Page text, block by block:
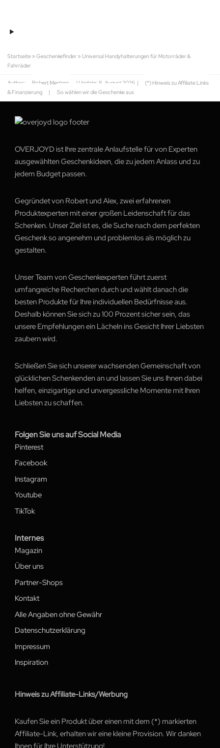
Startseite » Geschenkefinder » Universal Handyhalterungen für Motorräder &
Fahrräder
Author: Robert Mertens | Update: 8. August 2026 |
(*) Hinweis zu Affiliate Links
& Finanzierung
| So wählen wir die Geschenke aus
OVERJOYD ist Ihre zentrale Anlaufstelle für von Experten
ausgewählten Geschenkideen, die zu jedem Anlass und zu
jedem Budget passen.
Gegründet von Robert und Alex, zwei erfahrenen
Produktexperten mit einer großen Leidenschaft für das
Schenken. Unser Ziel ist es, die Suche nach dem perfekten
Geschenk so angenehm und problemlos als möglich zu
gestalten.
Unser Team von Geschenkexperten führt zuerst
umfangreiche Recherchen durch und wählt danach die
besten Produkte für Ihre individuellen Bedürfnisse aus.
Deshalb können Sie sich zu 100 Prozent sicher sein, das
unsere Empfehlungen ein Lächeln ins Gesicht Ihrer Liebsten
zaubern wird.
Schließen Sie sich unserer wachsenden Gemeinschaft von
glücklichen Schenkenden an und lassen Sie uns Ihnen dabei
helfen, einzigartige und unvergessliche Momente mit Ihren
Liebsten zu schaffen.
Folgen Sie uns auf Social Media
Pinterest
Facebook
Instagram
Youtube
TikTok
Internes
Magazin
Über uns
Partner-Shops
Kontakt
Alle Angaben ohne Gewähr
Datenschutzerklärung
Impressum
Inspiration
Hinweis zu Affiliate-Links/Werbung
Kaufen Sie ein Produkt über einen mit dem (*) markierten
Affiliate-Link, erhalten wir eine kleine Provision. Wir danken
Ihnen für Ihre Unterstützung!